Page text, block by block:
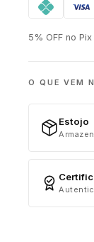
5% OFF no
O QUE VEM
Estojo